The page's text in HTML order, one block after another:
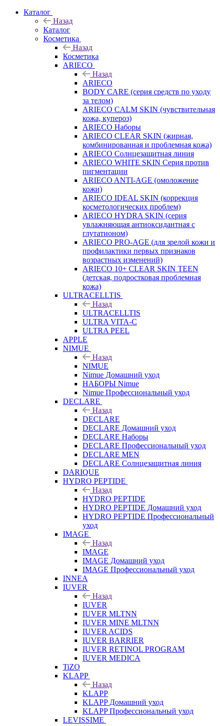
Каталог
Назад
Каталог
Косметика
Назад
Косметика
ARIECO
Назад
ARIECO
BODY CARE (серия средств по уходу
за телом)
ARIECO CALM SKIN (чувствительная
кожа, купероз)
ARIECO Наборы
ARIECO CLEAR SKIN (жирная,
комбинированная и проблемная кожа)
ARIECO Солнцезащитная линия
ARIECO WHITE SKIN Серия против
пигментации
ARIECO ANTI-AGE (омоложение
кожи)
ARIECO IDEAL SKIN (коррекция
косметологических проблем)
ARIECO HYDRA SKIN (серия
увлажняющая антиоксидантная с
глутатионом)
ARIECO PRO-AGE (для зрелой кожи и
профилактики первых признаков
возрастных изменений)
ARIECO 10+ CLEAR SKIN TEEN
(детская, подростковая проблемная
кожа)
ULTRACELLTIS
Назад
ULTRACELLTIS
ULTRA VITA-C
ULTRA PEEL
APPLE
NIMUE
Назад
NIMUE
Nimue Домашний уход
НАБОРЫ Nimue
Nimue Профессиональный уход
DECLARE
Назад
DECLARE
DECLARE Домашний уход
DECLARE Наборы
DECLARE Профессиональный уход
DECLARE MEN
DECLARE Солнцезащитная линия
DARIQUE
HYDRO PEPTIDE
Назад
HYDRO PEPTIDE
HYDRO PEPTIDE Домашний уход
HYDRO PEPTIDE Профессиональный
уход
IMAGE
Назад
IMAGE
IMAGE Домашний уход
IMAGE Профессиональный уход
INNEA
IUVER
Назад
IUVER
IUVER MLTNN
IUVER MINE MLTNN
IUVER ACIDS
IUVER BARRIER
IUVER RETINOL PROGRAM
IUVER MEDICA
TiZO
KLAPP
Назад
KLAPP
KLAPP Домашний уход
KLAPP Профессиональный уход
LEVISSIME